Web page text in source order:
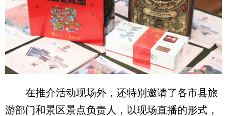
在推介活动现场外，还特别邀请了各市县旅
游部门和景区景点负责人，以现场直播的形式，